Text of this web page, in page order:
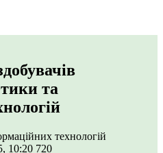
та
технологій
10:20 720